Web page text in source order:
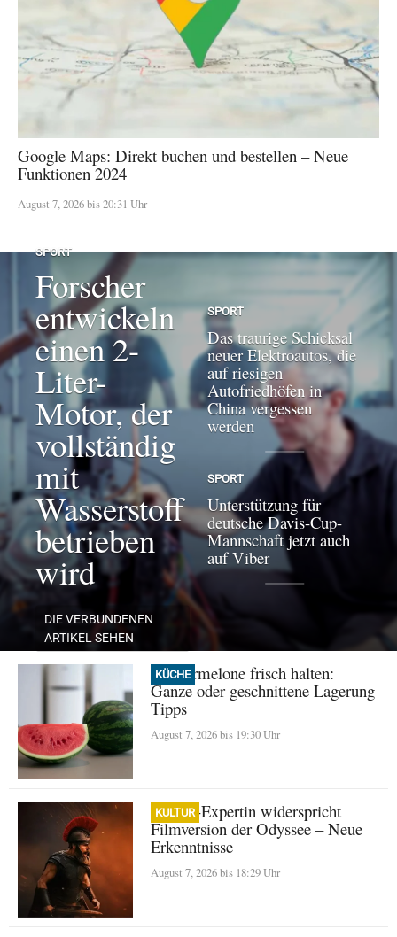
Google Maps: Direkt buchen und bestellen – Neue
Funktionen 2024
August 7, 2026 bis 20:31 Uhr
SPORT
Forscher
entwickeln
einen 2-
Liter-
Motor, der
vollständig
mit
Wasserstoff
betrieben
wird
DIE VERBUNDENEN
ARTIKEL SEHEN
SPORT
Das traurige Schicksal
neuer Elektroautos, die
auf riesigen
Autofriedhöfen in
China vergessen
werden
SPORT
Unterstützung für
deutsche Davis-Cup-
Mannschaft jetzt auch
auf Viber
KÜCHE
Wassermelone frisch halten:
Ganze oder geschnittene Lagerung
Tipps
August 7, 2026 bis 19:30 Uhr
KULTUR
Homer-Expertin widerspricht
Filmversion der Odyssee – Neue
Erkenntnisse
August 7, 2026 bis 18:29 Uhr